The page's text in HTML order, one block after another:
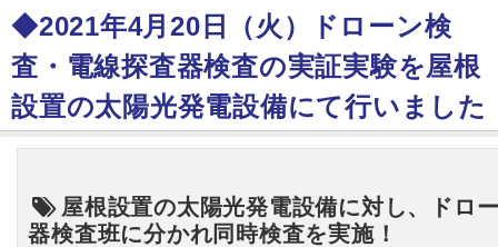
◆2021年4月20日（火）ドローン検
査・電線探査器検査の実証実験を屋根
設置の太陽光発電設備にて行いました
屋根設置の太陽光発電設備に対し、
ドロ
器検査班に分かれ同時検査を実施！